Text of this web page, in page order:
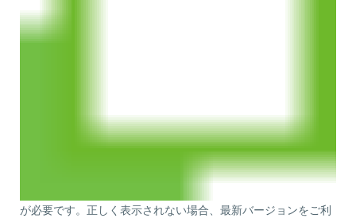
が必要です。正しく表示されない場合、最新バージョンをご利